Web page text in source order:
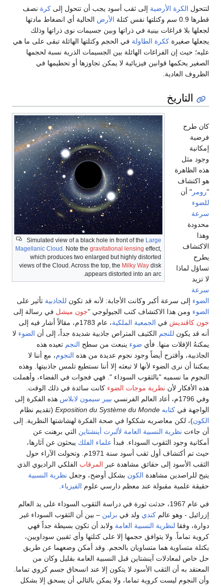
لتتحول الكرة الأرضية إلى ثقب أسود يجب أن تتحول إلى كرة نصف
قطرها 0.9 سم وكتلتها نفس كتلة
الأرض الحالية أي انضغاط مادتها
لجعلها بلا فراغات بينية في ذراتها وبين جسيمات نوى ذراتها وذلك
يجعلها صغيرة ككرة الطاولة في الحجم وكتلتها الهائلة تبقى على ما هي
عليه؛ حيث إن الفراغات الهائلة بين الجسيمات الذرية نسبة لحجمها
الصغير يحكمها قوانين فيزيائية لا يمكن تجاوزها أو تحطيمها في
الظروف العادية.
التاريخ
Simulated view of a black hole in front of the Large
Magellanic Cloud . Note the gravitational lensing effect,
which produces two enlarged but highly distorted
views of the Cloud. Across the top, the Milky Way disk
appears distorted into an arc.
كان طرح
فرضية
إمكانية
وجود مثل
هذه الظاهرة
هو اكتشاف
"رومر " أن
للضوء
سرعة
محدودة
وهذا
الاكتشاف
يطرح
تساؤل لماذا
لا تزيد
سرعة
الضوء إلى سرعة أكبر وكانت الأجابة: لأنه قد تكون للجاذبية تأثير على
الضوء ومن هذا الاكتشاف كتب الجيولوجي "جون ميشل في رسالة إلى
جون كاڤنديش في الجمعية الملكية
، عام 1783م، مقالاً أشار فيه إلى
أنه قد يكون للنجم الكثيف المتراص جاذبية شديدة جداً، إلى أن الضوء لا
يمكنهُ الإفلات منها. فأي ضوء ينبعث من سطح النجم تعيده هذه
الجاذبية، وأقترح أيضاً وجود نجوم عديدة من هذه النجوم، مع أننا لا
يمكننا أن نرى الضوء لأنها لا تبعثه إلا أننا نستطيع تلمس جاذبيتها. وهذه
النجوم ما نسميه "بالثقوب السوداء ". فهي فجوات في الفضاء، وأهملت
هذه الأفكار لأن نظرية موجات الضوء كانت سائدة في ذلك الوقت.
وفي 1796م، أعاد العالم الفرنسي
بيير سيمون لابلاس هذه الفكرة إلى
الواجهة في كتابه Exposition du Système du Monde (تقديم نظام
الكون)، لكن معاصريه شككوا في صحة الفكرة لهشاشتها النظرية. إلى
أن جاءت نظرية النسبية العامة لألبرت أينشتاين التي برهنت عن
أمكانية وجود الثقوب السوداء. فبدأ علماء الفلك يبحثون عن آثارها،
حيث تم أكتشاف أول ثقب أسود سنة 1971م. وتحولت الآراء حول
الثقب الأسود إلى حقائق مشاهدة عبر المرقاب الفلكي الراديوي الذي
يتيح للراصدين مشاهدة الكون بشكل أوضح، وجعل نظرية النسبية
حقيقة علمية مقبولة عند معظم دارسي علوم الفيزياء.
في عام 1967، حدثت ثورة في دراسة الثقوب السوداء على يد العالم
إزرائيل - وهو عالم كندي ولد في برلين – بين أن الثقوب السوداء غير
دوارة، وفقا لنظرية النسبية العامة ولابد أن تكون بسيطة جداً فهي
كروية تماماً. ولا يتوافق حجمها إلا على كتلتها وأي ثقبين سوداويين،
بكتلة متساوية هما متساويان بالحجم. وقد أمكن وضعهما عن طريق
حل خاص لمعادلات آينشتاين قبل النسبية العامة بقليل وكان من
المعتقد به أن الثقب الأسود لا يتكون إلا عند انسحاق جسم كروي تماما.
وأن النجوم ليست كروية تماما، ولا يمكن بالتالي أن يسحق إلا بشكل